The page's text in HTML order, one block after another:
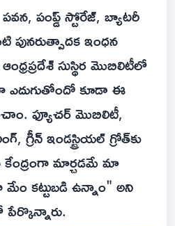
పంప్డ్ స్టోరేజ్, బ్యాటరీ
పునరుత్పాదక ఇంధన
సుస్థిర మొబిలిటీలో
కూడా ఈ
ఫ్యూచర్ మొబిలిటీ,
గ్రీన్ ఇండస్ట్రియల్ గ్రోత్‌కు
కేంద్రంగా మార్చడమే మా
మేం కట్టుబడి ఉన్నాం" అని